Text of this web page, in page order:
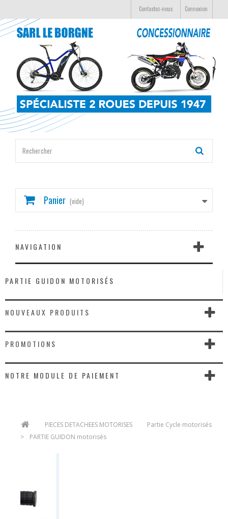
Connexion
Contactez-nous
Panier (vide)
NAVIGATION
PARTIE GUIDON MOTORISÉS
NOUVEAUX PRODUITS
PROMOTIONS
NOTRE MODULE DE PAIEMENT
PIECES DETACHEES MOTORISES
Partie Cycle motorisés
>
PARTIE GUIDON motorisés